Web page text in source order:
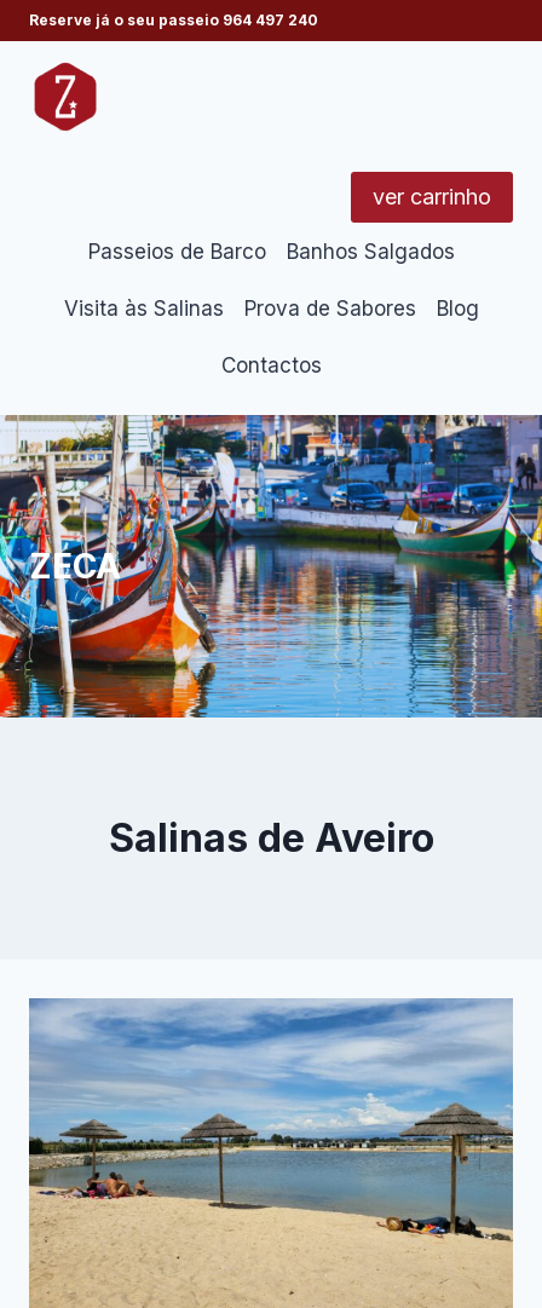
Skip
to
content
Reserve já o seu passeio 964 497 240
ver carrinho
Passeios de Barco Banhos Salgados
Visita às Salinas Prova de Sabores Blog
Contactos
ZECA
Salinas de Aveiro